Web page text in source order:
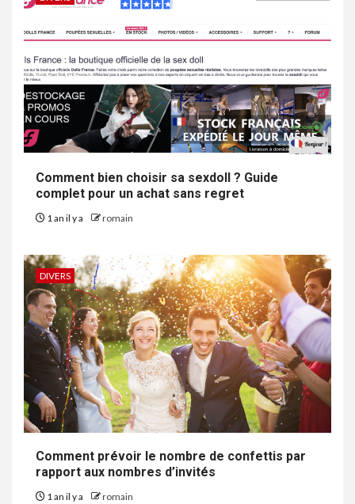
Comment bien choisir sa sexdoll ? Guide
complet pour un achat sans regret
1 an il y a romain
DIVERS
Comment prévoir le nombre de confettis par
rapport aux nombres d’invités
1 an il y a romain